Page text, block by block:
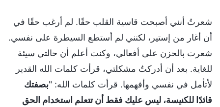
شعرتُ أنني أصبحت قاسية القلب حقًا. لم أرغب حقًا في
أن أغار من إستير، لكنني لم أستطع السيطرة على نفسي.
شعرت بالحزن على أفعالي، وكنت أعلم أن حالتي سيئة
للغاية. بعد أن أدركتُ مشكلتي، قرأت كلمات الله القدير
لأتأمل في نفسي وأفهمها. قرأت كلمات الله: "بصفتك
قائدًا للكنيسة، ليس عليك فقط أن تتعلم استخدام الحق